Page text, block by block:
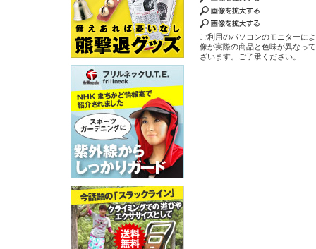
ご利用のパソコンのモニターに
像が実際の商品と色味が異なっ
ざいます。ご了承ください。